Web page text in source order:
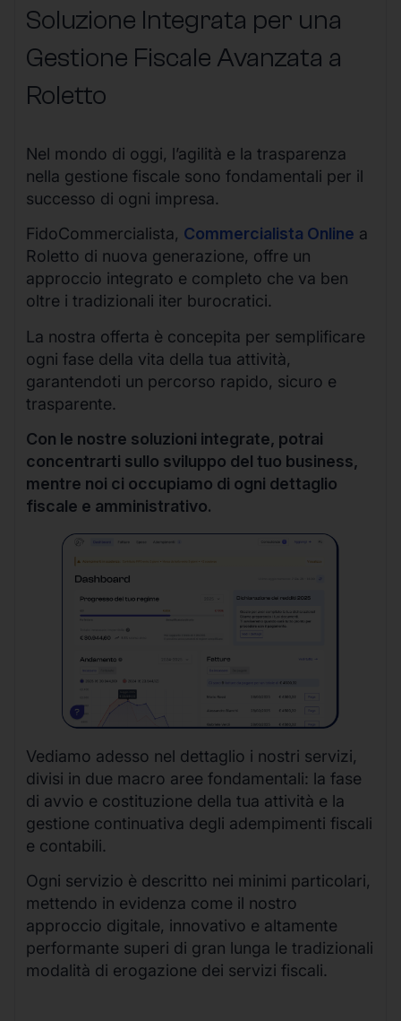
Soluzione Integrata per una
Gestione Fiscale Avanzata a
Roletto
Nel mondo di oggi, l’agilità e la trasparenza
nella gestione fiscale sono fondamentali per il
successo di ogni impresa.
FidoCommercialista, Commercialista Online a
Roletto di nuova generazione, offre un
approccio integrato e completo che va ben
oltre i tradizionali iter burocratici.
La nostra offerta è concepita per semplificare
ogni fase della vita della tua attività,
garantendoti un percorso rapido, sicuro e
trasparente.
Con le nostre soluzioni integrate, potrai
concentrarti sullo sviluppo del tuo business,
mentre noi ci occupiamo di ogni dettaglio
fiscale e amministrativo.
Vediamo adesso nel dettaglio i nostri servizi,
divisi in due macro aree fondamentali: la fase
di avvio e costituzione della tua attività e la
gestione continuativa degli adempimenti fiscali
e contabili.
Ogni servizio è descritto nei minimi particolari,
mettendo in evidenza come il nostro
approccio digitale, innovativo e altamente
performante superi di gran lunga le tradizionali
modalità di erogazione dei servizi fiscali.